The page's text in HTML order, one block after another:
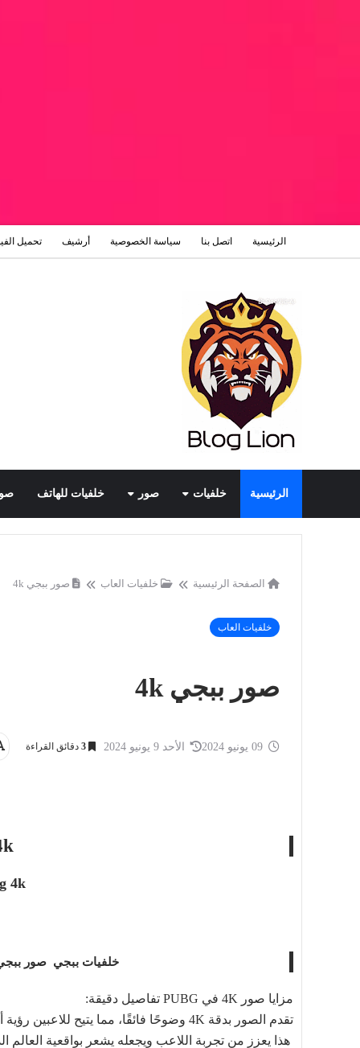
الرئيسية اتصل بنا سياسة الخصوصية أرشيف تحميل
الرئيسية خلفيات صور خلفيات للهاتف
الصفحة الرئيسية خلفيات العاب صور ببجي 4k
خلفيات العاب
صور ببجي 4k
الأحد 9 يونيو 2024 3 دقائق القراءة
4k
خلفيات ببجي صور
مزايا صور 4K في PUBG تفاصيل دقيقة:
تقدم الصور بدقة 4K وضوحًا فائقًا، مما يتيح للاعبين رؤية أدق التفاصيل في البيئة والشخصيات والأسلحة.
هذا يعزز من تجربة اللاعب ويجعله يشعر بواقعية العالم